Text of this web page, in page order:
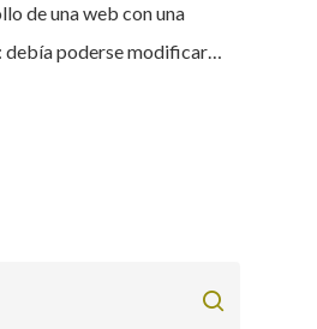
de una web con una
debía poderse modificar…